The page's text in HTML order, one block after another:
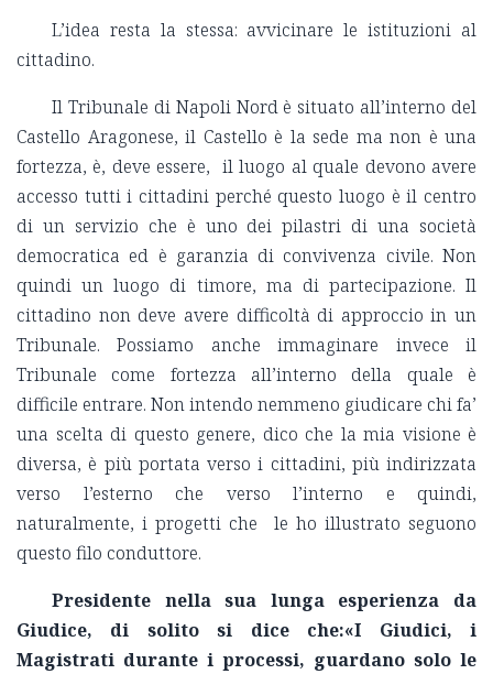
L’idea resta la stessa: avvicinare le istituzioni al
cittadino.
Il Tribunale di Napoli Nord è situato all’interno del
Castello Aragonese, il Castello è la sede ma non è una
fortezza, è, deve essere, il luogo al quale devono avere
accesso tutti i cittadini perché questo luogo è il centro
di un servizio che è uno dei pilastri di una società
democratica ed è garanzia di convivenza civile. Non
quindi un luogo di timore, ma di partecipazione. Il
cittadino non deve avere difficoltà di approccio in un
Tribunale. Possiamo anche immaginare invece il
Tribunale come fortezza all’interno della quale è
difficile entrare. Non intendo nemmeno giudicare chi fa’
una scelta di questo genere, dico che la mia visione è
diversa, è più portata verso i cittadini, più indirizzata
verso l’esterno che verso l’interno e quindi,
naturalmente, i progetti che le ho illustrato seguono
questo filo conduttore.
Presidente nella sua lunga esperienza da
Giudice, di solito si dice che:«I Giudici, i
Magistrati durante i processi, guardano solo le